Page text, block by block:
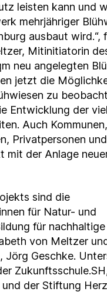
leisten kann und
mehrjähriger
ausbaut wird.“,
Mitinitiatorin
neu angelegten
jetzt die
zu
Entwicklung der
Auch Kommunen,
Privatpersonen
mit der Anlage
sind die
für Natur- und
für nachhaltige
von Meltzer
Jörg Geschke.
der Stiftung